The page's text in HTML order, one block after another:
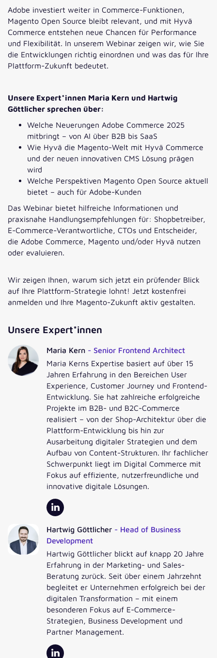
Adobe investiert weiter in Commerce-Funktionen,
Magento Open Source bleibt relevant, und mit Hyvä
Commerce entstehen neue Chancen für Performance
und Flexibilität. In unserem Webinar zeigen wir, wie Sie
die Entwicklungen richtig einordnen und was das für Ihre
Plattform-Zukunft bedeutet.
Unsere Expert*innen Maria Kern und Hartwig
Göttlicher sprechen über:
Welche Neuerungen Adobe Commerce 2025
mitbringt – von AI über B2B bis SaaS
Wie Hyvä die Magento-Welt mit Hyvä Commerce
und der neuen innovativen CMS Lösung prägen
wird
Welche Perspektiven Magento Open Source aktuell
bietet – auch für Adobe-Kunden
Das Webinar bietet hilfreiche Informationen und
praxisnahe Handlungsempfehlungen für: Shopbetreiber,
E-Commerce-Verantwortliche, CTOs und Entscheider,
die Adobe Commerce, Magento und/oder Hyvä nutzen
oder evaluieren.
Wir zeigen Ihnen, warum sich jetzt ein prüfender Blick
auf Ihre Plattform-Strategie lohnt! Jetzt kostenfrei
anmelden und Ihre Magento-Zukunft aktiv gestalten.
Unsere Expert*innen
Maria Kern - Senior Frontend Architect
Maria Kerns Expertise basiert auf über 15
Jahren Erfahrung in den Bereichen User
Experience, Customer Journey und Frontend-
Entwicklung. Sie hat zahlreiche erfolgreiche
Projekte im B2B- und B2C-Commerce
realisiert – von der Shop-Architektur über die
Plattform-Entwicklung bis hin zur
Ausarbeitung digitaler Strategien und dem
Aufbau von Content-Strukturen. Ihr fachlicher
Schwerpunkt liegt im Digital Commerce mit
Fokus auf effiziente, nutzerfreundliche und
innovative digitale Lösungen.
Hartwig Göttlicher - Head of Business
Development
Hartwig Göttlicher blickt auf knapp 20 Jahre
Erfahrung in der Marketing- und Sales-
Beratung zurück. Seit über einem Jahrzehnt
begleitet er Unternehmen erfolgreich bei der
digitalen Transformation – mit einem
besonderen Fokus auf E-Commerce-
Strategien, Business Development und
Partner Management.
Melden Sie sich jetzt kostenlos zum
Webinar an
Füllen Sie das Formular aus – Sie erhalten im Anschluss
alle weiteren Informationen per E-Mail.
NACHNAME *
UNTERNEHMEN*
Die Verarbeitung Ihrer Daten erfolgt entsprechend unserer
verbundenen Gesellschaften